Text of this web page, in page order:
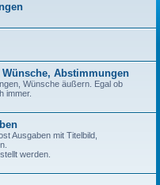
Abstimmungen
Wünsche äußern. Egal ob
immer.
Ausgaben mit Titelbild,
werden.